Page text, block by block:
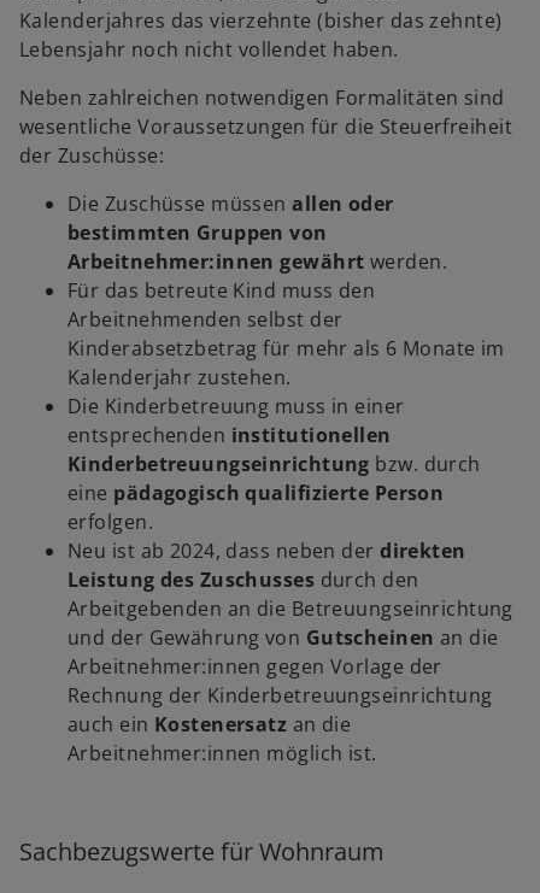
Kalenderjahres das vierzehnte (bisher das zehnte)
Lebensjahr noch nicht vollendet haben.
Neben zahlreichen notwendigen Formalitäten sind
wesentliche Voraussetzungen für die Steuerfreiheit
der Zuschüsse:
Die Zuschüsse müssenallen oder
bestimmten Gruppen von
Arbeitnehmer:innen gewährt werden.
Für das betreute Kind muss den
Arbeitnehmenden selbst der
Kinderabsetzbetrag für mehr als 6 Monate im
Kalenderjahr zustehen.
Die Kinderbetreuung muss in einer
entsprechenden institutionellen
Kinderbetreuungseinrichtung bzw. durch
eine pädagogisch qualifizierte Person
erfolgen.
Neu ist ab 2024, dass neben derdirekten
Leistung des Zuschusses durch den
Arbeitgebenden an die Betreuungseinrichtung
und der Gewährung von Gutscheinen an die
Arbeitnehmer:innen gegen Vorlage der
Rechnung der Kinderbetreuungseinrichtung
auch ein Kostenersatz an die
Arbeitnehmer:innen möglich ist.
Sachbezugswerte für Wohnraum